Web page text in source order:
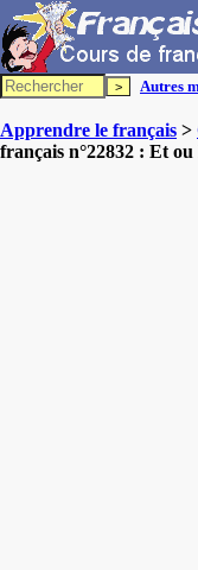
Autres
Apprendre le français >
français n°22832 : Et